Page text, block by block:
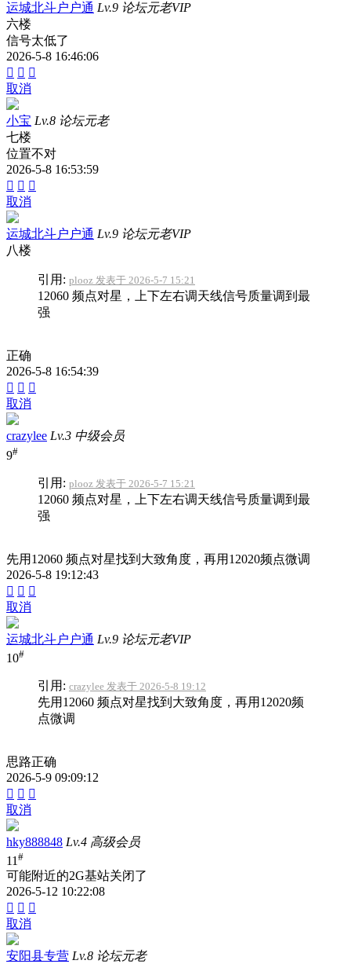
运城北斗户户通 Lv.9 论坛元老VIP
六楼
信号太低了
2026-5-8 16:46:06
  
取消
小宝 Lv.8 论坛元老
七楼
位置不对
2026-5-8 16:53:59
  
取消
运城北斗户户通 Lv.9 论坛元老VIP
八楼
引用: plooz 发表于 2026-5-7 15:21
12060 频点对星，上下左右调天线信号质量调到最
强
正确
2026-5-8 16:54:39
  
取消
crazylee Lv.3 中级会员
9#
引用: plooz 发表于 2026-5-7 15:21
12060 频点对星，上下左右调天线信号质量调到最
强
先用12060 频点对星找到大致角度，再用12020频点微调
2026-5-8 19:12:43
  
取消
运城北斗户户通 Lv.9 论坛元老VIP
10#
引用: crazylee 发表于 2026-5-8 19:12
先用12060 频点对星找到大致角度，再用12020频
点微调
思路正确
2026-5-9 09:09:12
  
取消
hky888848 Lv.4 高级会员
11#
可能附近的2G基站关闭了
2026-5-12 10:22:08
  
取消
安阳县专营 Lv.8 论坛元老